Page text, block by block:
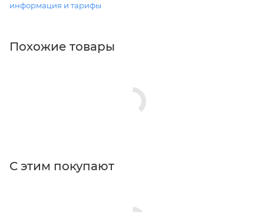
информация и тарифы
Похожие товары
С этим покупают